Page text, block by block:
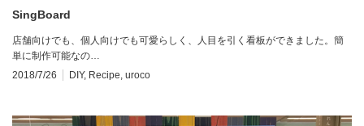
SingBoard
店舗向けでも、個人向けでも可愛らしく、人目を引く看板ができました。簡
単に制作可能なの…
2018/7/26
DIY, Recipe uroco